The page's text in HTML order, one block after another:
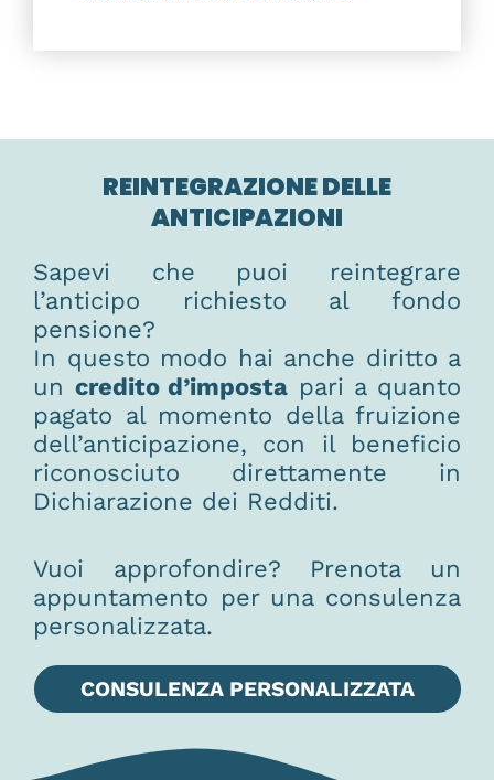
REINTEGRAZIONE DELLE
ANTICIPAZIONI
Sapevi che puoi reintegrare
l’anticipo richiesto al fondo
pensione?
In questo modo hai anche diritto a
un credito d’imposta pari a quanto
pagato al momento della fruizione
dell’anticipazione, con il beneficio
riconosciuto direttamente in
Dichiarazione dei Redditi.
Vuoi approfondire? Prenota un
appuntamento per una consulenza
personalizzata.
CONSULENZA PERSONALIZZATA